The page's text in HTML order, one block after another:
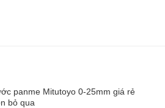
panme Mitutoyo 0-25mm giá rẻ
bỏ qua